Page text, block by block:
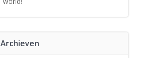
Archieven